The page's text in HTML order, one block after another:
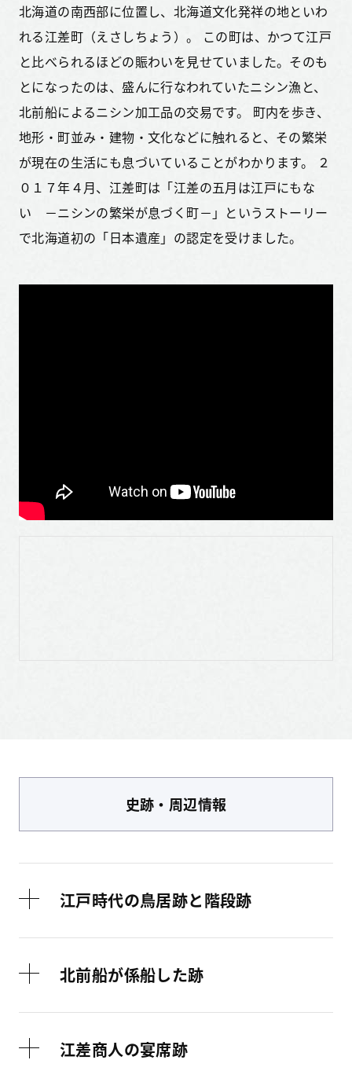
北海道の南西部に位置し、北海道文化発祥の地といわ
れる江差町（えさしちょう）。 この町は、かつて江戸
と比べられるほどの賑わいを見せていました。そのも
とになったのは、盛んに行なわれていたニシン漁と、
北前船によるニシン加工品の交易です。 町内を歩き、
地形・町並み・建物・文化などに触れると、その繁栄
が現在の生活にも息づいていることがわかります。 ２
０１７年４月、江差町は「江差の五月は江戸にもな
い －ニシンの繁栄が息づく町－」というストーリー
で北海道初の「日本遺産」の認定を受けました。
史跡・周辺情報
江戸時代の鳥居跡と階段跡
北前船が係船した跡
江差商人の宴席跡